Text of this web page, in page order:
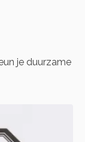
je duurzame